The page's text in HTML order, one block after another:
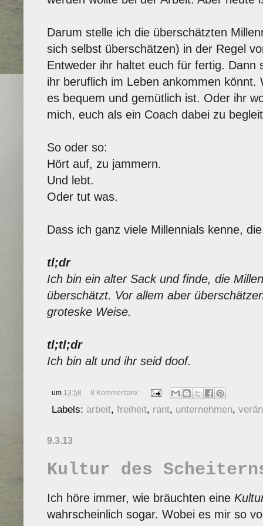
Darum stelle ich die überschätzten
sich selbst überschätzen) in der Regel
Entweder ihr haltet euch für fertig. Dann
ihr beruflich im Leben ankommen könnt.
es bequem und gemütlich ist. Oder ihr
mich, euch als ein Coach dabei zu
So oder so:
Hört auf, zu jammern.
Und lebt.
Oder tut was.
Dass ich ganz viele Millennials kenne,
tl;dr
Ich bin ein alter Sack und finde, die
überschätzt. Vor allem aber
groteske Weise.
tl;tl;dr
Ich bin alt und ihr seid doof.
um 13:58 8 Kommentare:
Labels: arbeit, freiheit, rant, unternehmen,
9.3.13
Kultur des
Ich höre immer, wie bräuchten eine
wahrscheinlich sogar. Wobei es mir so